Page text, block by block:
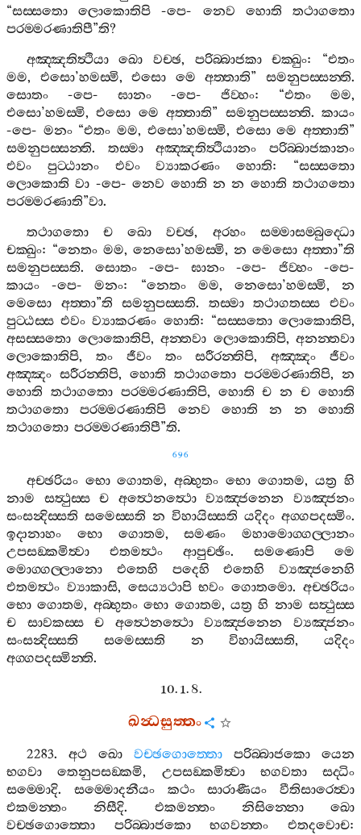
“සස‍්සතො ලොකොතිපි -පෙ- නෙව හොති
තථාගතො
පරම‍්මරණාතිපී”ති?
අඤ‍්ඤතිත්‍ථියා
ඛො වච‍්ඡ, පරිබ‍්බාජකා චක‍්ඛුං: “එතං
මම, එසො’හමස‍්මි,එසො මෙ අත‍්තාති”සමනුපස‍්සන‍්ති.
සොතං -පෙ- ඝානං -පෙ- ජිව‍්හං: “එතං මම,
එසො’හමස‍්මි,එසො මෙ අත‍්තාති” සමනුපස‍්සන‍්ති.කායං
-පෙ- මනං“එතං මම, එසො’හමස‍්මි, එසො මෙ අත‍්තාති”
සමනුපස‍්සන‍්ති. තස‍්මා අඤ‍්ඤතිත්‍ථියානං
පරිබ‍්බාජකානං
එවං
පුට‍්ඨානං එවං ව්‍යාකරණං හොති: “සස‍්සතො
ලොකොති වා -පෙ-නෙව හොති න න හොති තථාගතො
පරම‍්මරණාති”වා.
තථාගතො
ච ඛො වච‍්ඡ, අරහං
සම‍්මාසම‍්බුද‍්ධො
චක‍්ඛුං: “නෙතං මම, නෙසො’හමස‍්මි, න මෙසො අත‍්තා”ති
සමනුපස‍්සති.සොතං -පෙ-ඝානං -පෙ- ජිව‍්හං-පෙ-
කායං -පෙ-මනං: “නෙතං මම, නෙසො’හමස‍්මි,න
මෙසො
අත‍්තා”ති සමනුපස‍්සති. තස‍්මා තථාගතස‍්ස
එවං
පුට‍්ඨස‍්ස එවං ව්‍යාකරණං හොති: “සස‍්සතො ලොකොතිපි,
අසස‍්සතො ලොකොතිපි, අන‍්තවා ලොකොතිපි, අනන‍්තවා
ලොකොතිපි, තං ජීවං තං සරීරන‍්තිපි,අඤ‍්ඤං
ජීවං
අඤ‍්ඤං සරීරන‍්තිපි, හොති තථාගතො පරම‍්මරණාතිපි, න
හොති තථාගතො පරම‍්මරණාතිපි, හොති ච න ච හොති
තථාගතො
පරම‍්මරණාතිපි නෙව හොති න න
හොති
තථාගතො පරම‍්මරණාතිපී”ති.
696
අච‍්ඡරියං භො ගොතම,අබ‍්භුතං භො ගොතම,යත්‍ර හි
නාම
සත්‍ථුස‍්ස ච අත්‍ථෙනත්‍ථො ව්‍යඤ‍්ජනෙන
ව්‍යඤ‍්ජනං
සංසන්‍දිස‍්සති සමෙස‍්සති න විහායිස‍්සති යදිදං අග‍්ගපදස‍්මිං.
ඉදානාහං
භො ගොතම,සමණං
මහාමොග‍්ගල‍්ලානං
උපසඞ‍්කමිත්‍වා
එතමත්‍ථං ආපුච‍්ඡිං. සමණොපි
මෙ
මොග‍්ගල‍්ලානො
එතෙහි පදෙහි එතෙහි
ව්‍යඤ‍්ජනෙහි
එතමත්‍ථං ව්‍යාකාසි, සෙය්‍යථාපි භවං ගොතමො.අච‍්ඡරියං
භො ගොතම, අබ‍්භුතං භො ගොතම, යත්‍ර හි නාම සත්‍ථුස‍්ස
ච
සාවකස‍්ස ච අත්‍ථෙනත්‍ථො ව්‍යඤ‍්ජනෙන
ව්‍යඤ‍්ජනං
සංසන්‍දිස‍්සති
සමෙස‍්සති න විහායිස‍්සති, යදිදං
අග‍්ගපදස‍්මින‍්ති.
10. 1. 8.
ඛන්‍ධසුත‍්තං
2283. අථ ඛො වච‍්ඡගොත‍්තො පරිබ‍්බාජකො
යෙන
භගවා
තෙනුපසඞ‍්කමි, උපසඞ‍්කමිත්‍වා භගවතා
සද‍්ධිං
සම‍්මොදි. සම‍්මොදනීයං කථං සාරාණීයං
වීතිසාරෙත්‍වා
එකමන‍්තං
නිසීදි. එකමන‍්තං නිසින‍්නො
ඛො
වච‍්ඡගොත‍්තො
පරිබ‍්බාජකො භගවන‍්තං එතදවොච: